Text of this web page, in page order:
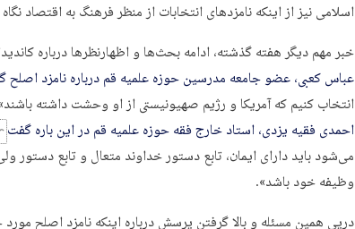
اسلامی نیز از اینکه نامزدهای انتخابات از منظر فرهنگ به اقتصاد
خبر مهم دیگر هفته گذشته، ادامه بحث‌ها و اظهارنظرها درباره
عباس کعبی، عضو جامعه مدرسین حوزه علمیه قم درباره نامزد اصلح
انتخاب کنیم که آمریکا و رژیم صهیونیستی از او وحشت داشته
احمدی فقیه یزدی، استاد خارج فقه حوزه علمیه قم در این باره گفت
می‌شود باید دارای ایمان، تابع دستور خداوند متعال و تابع دستور
وظیفه خود باشد».
درپی همین مسئله و بالا گرفتن پرسش درباره اینکه نامزد اصلح